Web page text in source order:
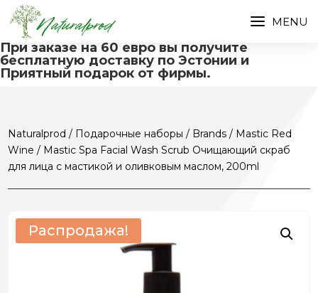
При заказе на 60 евро вы получите
бесплатную доставку по Эстонии и
Приятный подарок от фирмы.
Naturalprod / Подарочные наборы / Brands / Mastic Red
Wine / Mastic Spa Facial Wash Scrub Очищающий скраб
для лица с мастикой и оливковым маслом, 200ml
Распродажа!